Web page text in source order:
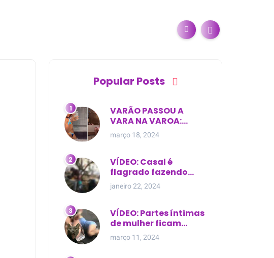
Popular Posts
VARÃO PASSOU A
VARA NA VAROA:
Esposa de pregador
evangélico descobre
extra-conjugal
março 18, 2024
VÍDEO: Casal é
flagrado fazendo
sexo dentro de
cemitério, em cima de
janeiro 22, 2024
VÍDEO: Partes íntimas
de mulher ficam
expostas durante
briga em Manaus
março 11, 2024